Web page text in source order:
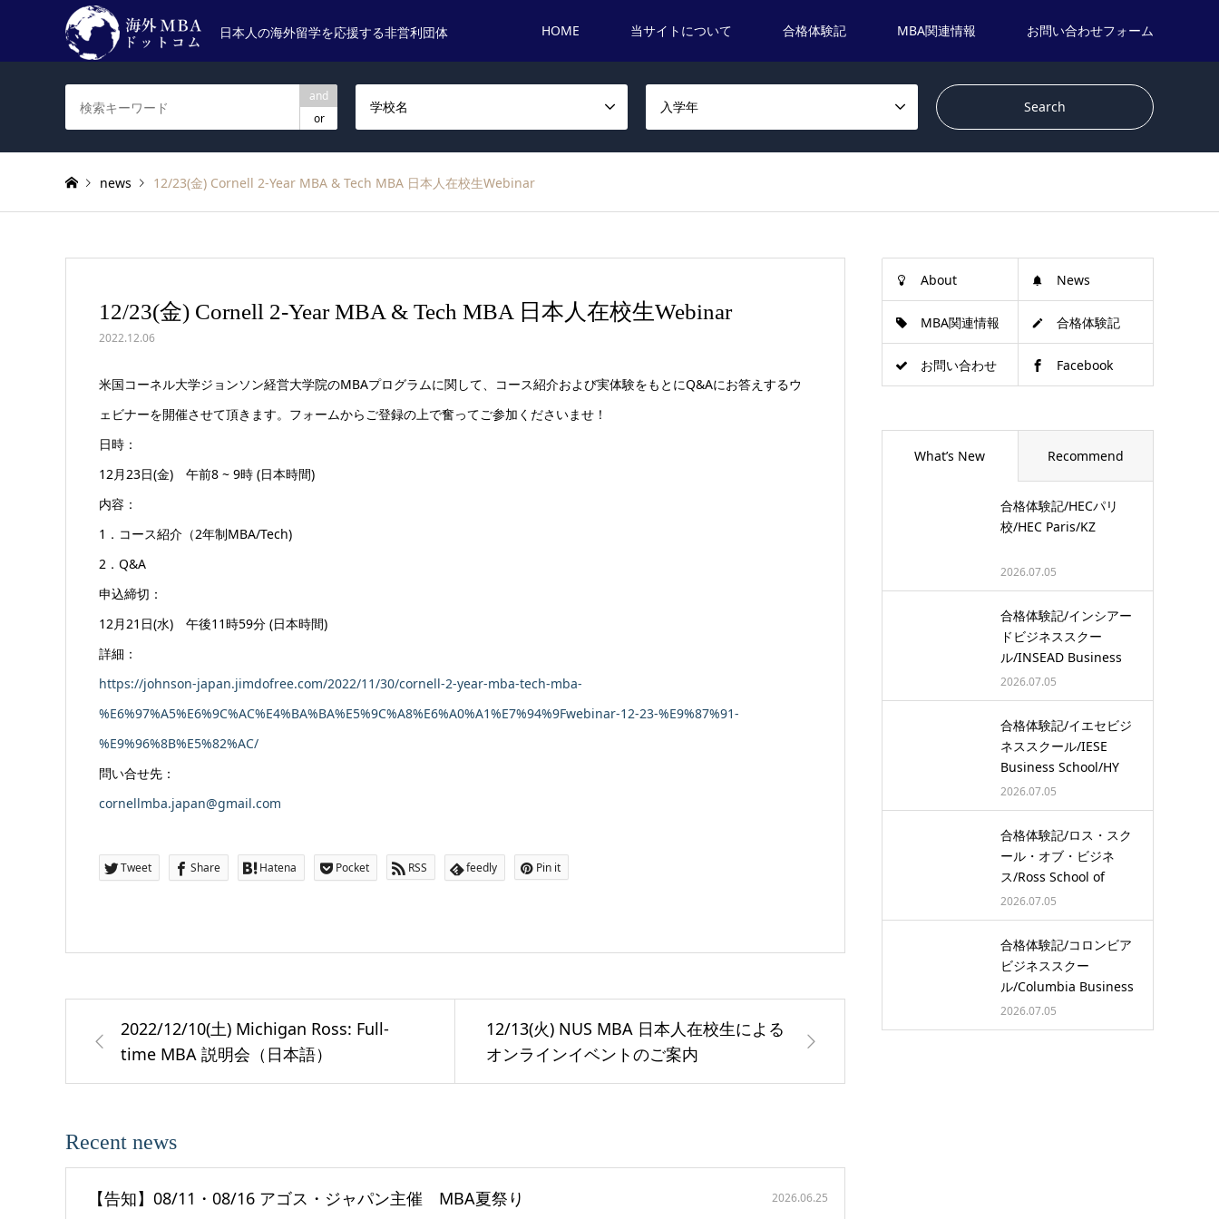
日本人の海外留学を応援する非営利団体 HOME 当サイトについて 合格体験記 MBA関連情報 お問い合わせフォーム
and
or
学校名 入学年
news 12/23(金) Cornell 2-Year MBA & Tech MBA 日本人在校生Webinar
12/23(金) Cornell 2-Year MBA & Tech MBA 日本人在校生Webinar
2022.12.06
米国コーネル大学ジョンソン経営大学院のMBAプログラムに関して、コース紹介および実体験をもとにQ&Aにお答えするウ
ェビナーを開催させて頂きます。フォームからご登録の上で奮ってご参加くださいませ！
日時：
12月23日(金) 午前8 ~ 9時 (日本時間)
内容：
1．コース紹介（2年制MBA/Tech)
2．Q&A
申込締切：
12月21日(水) 午後11時59分 (日本時間)
詳細：
https://johnson-japan.jimdofree.com/2022/11/30/cornell-2-year-mba-tech-mba-
%E6%97%A5%E6%9C%AC%E4%BA%BA%E5%9C%A8%E6%A0%A1%E7%94%9Fwebinar-12-23-%E9%87%91-
%E9%96%8B%E5%82%AC/
問い合せ先：
cornellmba.japan@gmail.com
Tweet Share Hatena Pocket RSS feedly Pin it
2022/12/10(土) Michigan Ross: Full-
time MBA 説明会（日本語）
12/13(火) NUS MBA 日本人在校生による
オンラインイベントのご案内
Recent news
【告知】08/11・08/16 アゴス・ジャパン主催 MBA夏祭り 2026.06.25
About News
MBA関連情報 合格体験記
お問い合わせ Facebook
What’s New Recommend
合格体験記/HECパリ
校/HEC Paris/KZ
2026.07.05
合格体験記/インシアー
ドビジネススクー
ル/INSEAD Business
School/…
2026.07.05
合格体験記/イエセビジ
ネススクール/IESE
Business School/HY
2026.07.05
合格体験記/ロス・スク
ール・オブ・ビジネ
ス/Ross School of
Busine…
2026.07.05
合格体験記/コロンビア
ビジネススクー
ル/Columbia Business
School/…
2026.07.05